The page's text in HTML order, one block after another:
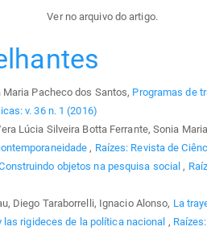
Ver no arquivo do artigo.
Pacheco dos Santos, Programas de
v. 36 n. 1 (2016)
Lúcia Silveira Botta Ferrante, Sonia
, Raízes: Revista de
objetos na pesquisa social,
Diego Taraborrelli, Ignacio Alonso, La
rigideces de la política nacional ,